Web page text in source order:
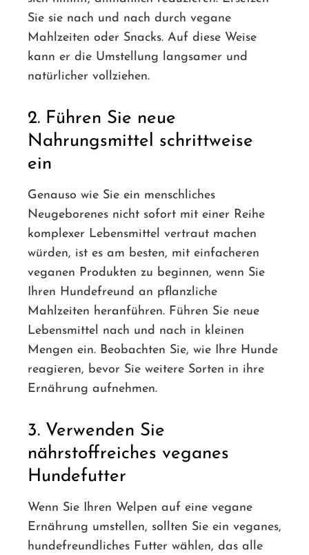
Sie sie nach und nach durch vegane
Mahlzeiten oder Snacks. Auf diese Weise
kann er die Umstellung langsamer und
natürlicher vollziehen.
2. Führen Sie neue
Nahrungsmittel schrittweise
ein
Genauso wie Sie ein menschliches
Neugeborenes nicht sofort mit einer Reihe
komplexer Lebensmittel vertraut machen
würden, ist es am besten, mit einfacheren
veganen Produkten zu beginnen, wenn Sie
Ihren Hundefreund an pflanzliche
Mahlzeiten heranführen. Führen Sie neue
Lebensmittel nach und nach in kleinen
Mengen ein. Beobachten Sie, wie Ihre Hunde
reagieren, bevor Sie weitere Sorten in ihre
Ernährung aufnehmen.
3. Verwenden Sie
nährstoffreiches veganes
Hundefutter
Wenn Sie Ihren Welpen auf eine vegane
Ernährung umstellen, sollten Sie ein veganes,
hundefreundliches Futter wählen, das alle